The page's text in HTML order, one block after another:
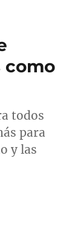
como
todos
para
y las